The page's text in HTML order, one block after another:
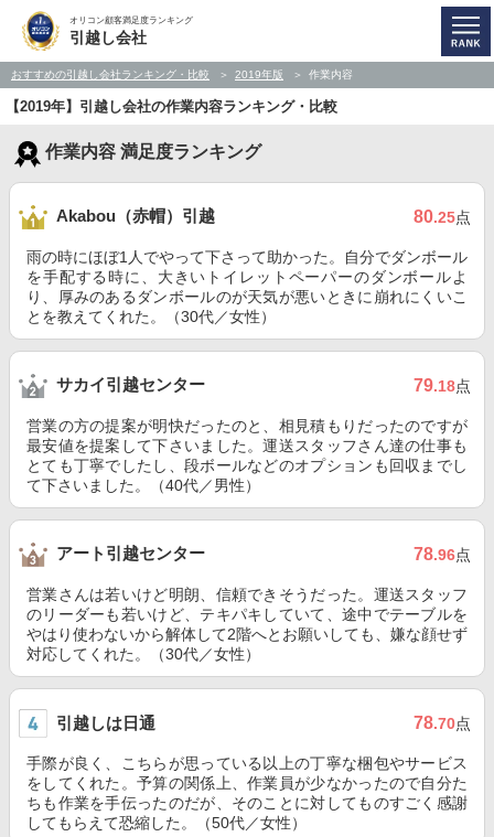
オリコン顧客満足度ランキング
引越し会社
おすすめの引越し会社ランキング・比較 2019年版 作業内容
【2019年】引越し会社の作業内容ランキング・比較
作業内容 満足度ランキング
Akabou（赤帽）引越 80.25点
雨の時にほぼ1人でやって下さって助かった。自分でダンボール
を手配する時に、大きいトイレットペーパーのダンボールよ
り、厚みのあるダンボールのが天気が悪いときに崩れにくいこ
とを教えてくれた。（30代／女性）
サカイ引越センター 79.18点
営業の方の提案が明快だったのと、相見積もりだったのですが
最安値を提案して下さいました。運送スタッフさん達の仕事も
とても丁寧でしたし、段ボールなどのオプションも回収までし
て下さいました。（40代／男性）
アート引越センター 78.96点
営業さんは若いけど明朗、信頼できそうだった。運送スタッフ
のリーダーも若いけど、テキパキしていて、途中でテーブルを
やはり使わないから解体して2階へとお願いしても、嫌な顔せず
対応してくれた。（30代／女性）
引越しは日通 78.70点
手際が良く、こちらが思っている以上の丁寧な梱包やサービス
をしてくれた。予算の関係上、作業員が少なかったので自分た
ちも作業を手伝ったのだが、そのことに対してものすごく感謝
してもらえて恐縮した。（50代／女性）